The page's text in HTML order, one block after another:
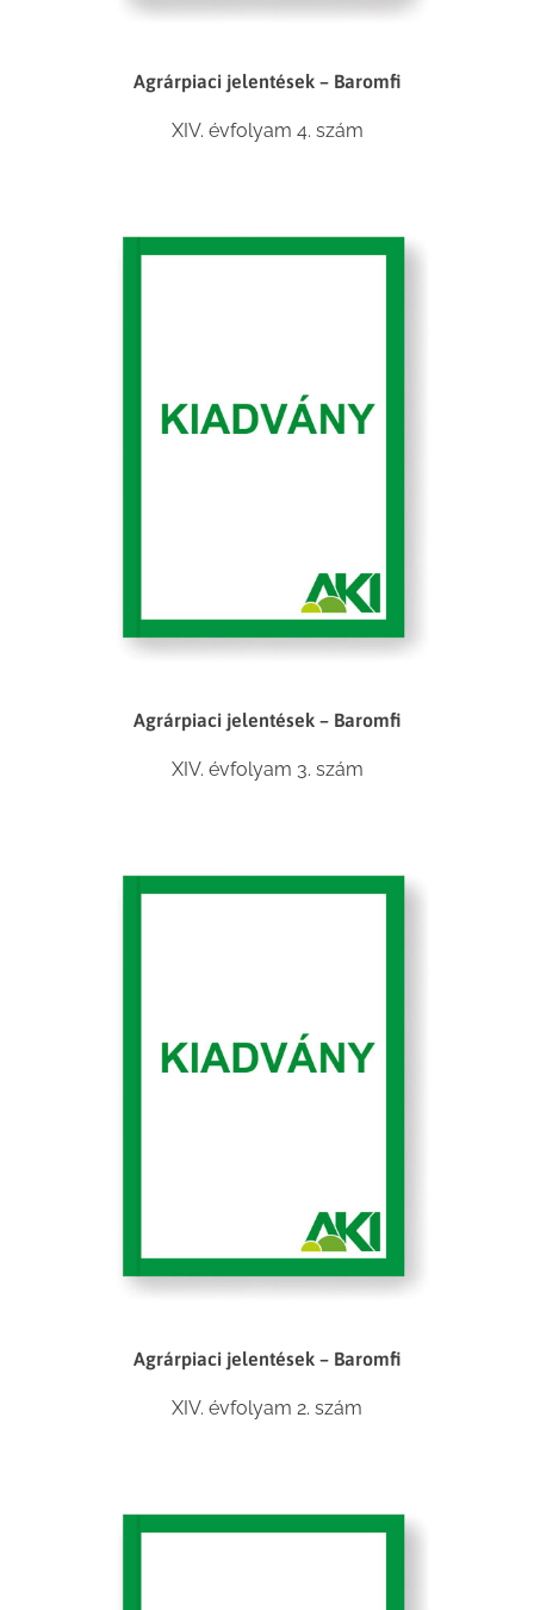
Agrárpiaci jelentések – Baromfi
XIV. évfolyam 4. szám
Agrárpiaci jelentések – Baromfi
XIV. évfolyam 3. szám
Agrárpiaci jelentések – Baromfi
XIV. évfolyam 2. szám